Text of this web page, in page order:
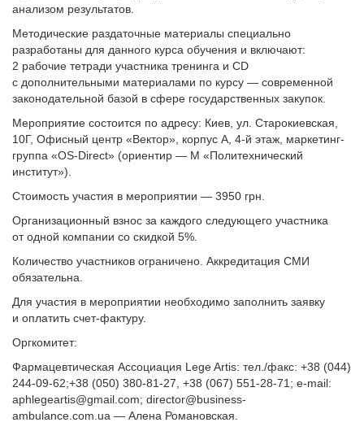
анализом результатов.
Методические раздаточные материалы специально
разработаны для данного курса обучения и включают:
2 рабочие тетради участника тренинга и CD
с дополнительными материалами по курсу — современной
законодательной базой в сфере государственных закупок.
Мероприятие состоится по адресу: Киев, ул. Старокиевская,
10Г, Офисный центр «Вектор», корпус А, 4-й этаж, маркетинг-
группа «OS-Direct» (ориентир — М «Политехнический
институт»).
Стоимость участия в мероприятии — 3950 грн.
Организационный взнос за каждого следующего участника
от одной компании со скидкой 5%.
Количество участников ограничено. Аккредитация СМИ
обязательна.
Для участия в мероприятии необходимо заполнить заявку
и оплатить счет-фактуру.
Оргкомитет:
Фармацевтическая Ассоциация Lege Artis: тел./факс: +38 (044)
244-09-62;+38 (050) 380-81-27, +38 (067) 551-28-71; e-mail:
aphlegeartis@gmail.com; director@business-
ambulance.com.ua — Алена Романовская.